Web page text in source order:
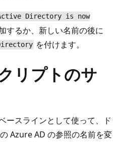
Directory is now
するか、新しい名前の後に
を付けます。
リプトのサ
ースラインとして使って、ド
Azure AD の参照の名前を変